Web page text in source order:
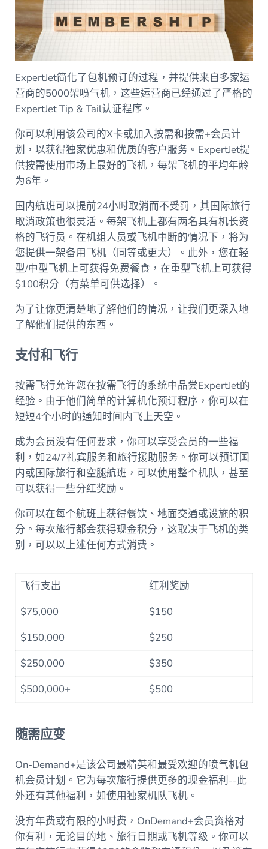
ExpertJet简化了包机预订的过程，并提供来自多家运
营商的5000架喷气机，这些运营商已经通过了严格的
ExpertJet Tip & Tail认证程序。
你可以利用该公司的X卡或加入按需和按需+会员计
划，以获得独家优惠和优质的客户服务。ExpertJet提
供按需使用市场上最好的飞机，每架飞机的平均年龄
为6年。
国内航班可以提前24小时取消而不受罚，其国际旅行
取消政策也很灵活。每架飞机上都有两名具有机长资
格的飞行员。在机组人员或飞机中断的情况下，将为
您提供一架备用飞机（同等或更大）。此外，您在轻
型/中型飞机上可获得免费餐食，在重型飞机上可获得
$100积分（有菜单可供选择）。
为了让你更清楚地了解他们的情况，让我们更深入地
了解他们提供的东西。
支付和飞行
按需飞行允许您在按需飞行的系统中品尝ExpertJet的
经验。由于他们简单的计算机化预订程序，你可以在
短短4个小时的通知时间内飞上天空。
成为会员没有任何要求，你可以享受会员的一些福
利，如24/7礼宾服务和旅行援助服务。你可以预订国
内或国际旅行和空腿航班，可以使用整个机队，甚至
可以获得一些分红奖励。
你可以在每个航班上获得餐饮、地面交通或设施的积
分。每次旅行都会获得现金积分，这取决于飞机的类
别，可以以上述任何方式消费。
飞行支出
红利奖励
$75,000
$150
$150,000
$250
$250,000
$350
$500,000+
$500
随需应变
On-Demand+是该公司最精英和最受欢迎的喷气机包
机会员计划。它为每次旅行提供更多的现金福利--此
外还有其他福利，如使用独家机队飞机。
没有年费或有限的小时费，OnDemand+会员资格对
你有利，无论目的地、旅行日期或飞机等级。你可以